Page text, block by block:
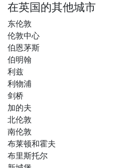
在英国的其他城市
东伦敦
伦敦中心
伯恩茅斯
伯明翰
利兹
利物浦
剑桥
加的夫
北伦敦
南伦敦
布莱顿和霍夫
布里斯托尔